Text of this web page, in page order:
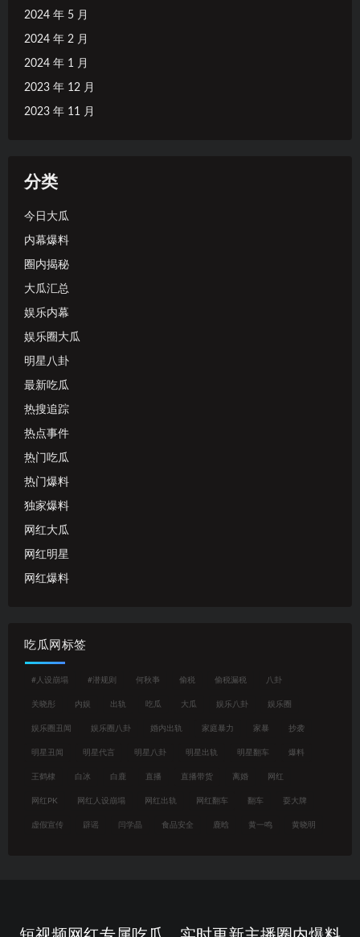
2024 年 5 月
2024 年 2 月
2024 年 1 月
2023 年 12 月
2023 年 11 月
分类
今日大瓜
内幕爆料
圈内揭秘
大瓜汇总
娱乐内幕
娱乐圈大瓜
明星八卦
最新吃瓜
热搜追踪
热点事件
热门吃瓜
热门爆料
独家爆料
网红大瓜
网红明星
网红爆料
吃瓜网标签
#人设崩塌 #潜规则 何秋亊 偷税 偷税漏税 八卦
关晓彤 内娱 出轨 吃瓜 大瓜 娱乐八卦 娱乐圈
娱乐圈丑闻 娱乐圈八卦 婚内出轨 家庭暴力 家暴 抄袭
明星丑闻 明星代言 明星八卦 明星出轨 明星翻车 爆料
王鹤棣 白冰 白鹿 直播 直播带货 离婚 网红
网红PK 网红人设崩塌 网红出轨 网红翻车 翻车 耍大牌
虚假宣传 辟谣 闫学晶 食品安全 鹿晗 黄一鸣 黄晓明